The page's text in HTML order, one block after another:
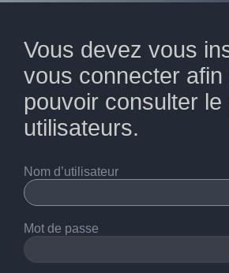
Vous devez vous
vous connecter afin
pouvoir consulter le
utilisateurs.
Nom d’utilisateur
Mot de passe